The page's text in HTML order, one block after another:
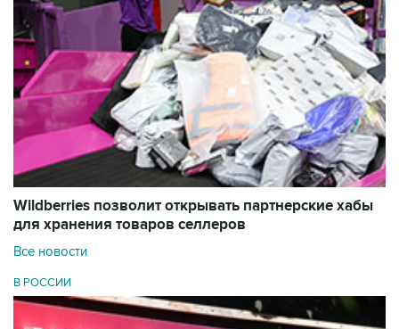
Wildberries позволит открывать партнерские хабы
для хранения товаров селлеров
Все новости
В РОССИИ